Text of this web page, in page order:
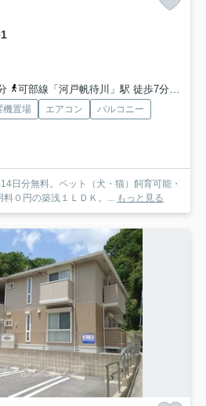
可部線「河戸帆待川」駅 徒歩7分
機置場 エアコン
バルコニー
日分無料。ペット（犬・猫）飼育可能・
０円の築浅１ＬＤＫ。...
もっと見る